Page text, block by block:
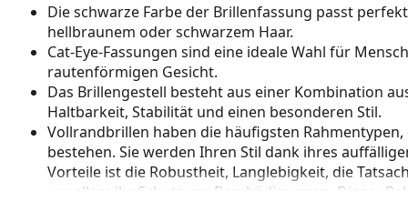
Die schwarze Farbe der Brillenfassung passt
hellbraunem oder schwarzem Haar.
Cat-Eye-Fassungen sind eine ideale Wahl für
rautenförmigen Gesicht.
Das Brillengestell besteht aus einer Kombination
Haltbarkeit, Stabilität und einen besonderen Stil.
Vollrandbrillen haben die häufigsten
bestehen. Sie werden Ihren Stil dank ihres
Vorteile ist die Robustheit, Langlebigkeit, die
vor allem ihr Schutz vor Beschädigungen. Dieser